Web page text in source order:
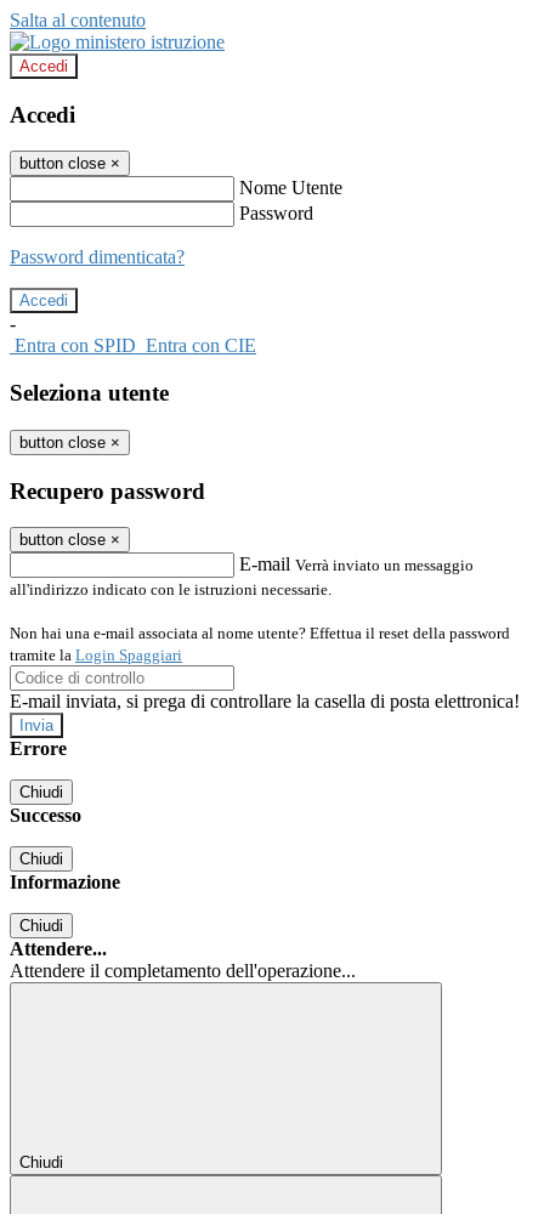
Salta al contenuto
Accedi
Accedi
button close ×
Nome Utente
Password
Password dimenticata?
-
Entra con SPID Entra con CIE
Seleziona utente
button close ×
Recupero password
button close ×
E-mail Verrà inviato un messaggio
all'indirizzo indicato con le istruzioni necessarie.
Non hai una e-mail associata al nome utente? Effettua il reset della password
tramite la Login Spaggiari
E-mail inviata, si prega di controllare la casella di posta elettronica!
Errore
Chiudi
Successo
Chiudi
Informazione
Chiudi
Attendere...
Attendere il completamento dell'operazione...
Chiudi